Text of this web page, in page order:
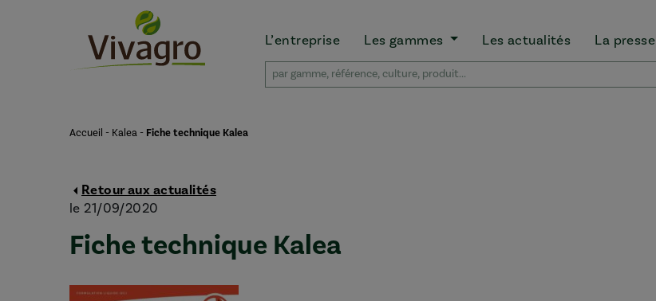
L’entreprise Les gammes Les actualités La presse
Accueil - Kalea - Fiche technique Kalea
Retour aux actualités
le 21/09/2020
Fiche technique Kalea